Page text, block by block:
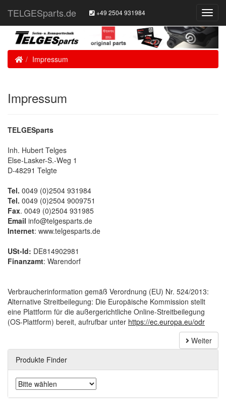
TELGESparts.de +49 2504 931984
HomeImpressum
Impressum
TELGESparts
Inh. Hubert Telges
Else-Lasker-S.-Weg 1
D-48291 Telgte
Tel. 0049 (0)2504 931984
Tel. 0049 (0)2504 9009751
Fax. 0049 (0)2504 931985
Email info@telgesparts.de
Internet: www.telgesparts.de
USt-Id: DE814902981
Finanzamt: Warendorf
Verbraucherinformation gemäß Verordnung (EU) Nr. 524/2013:
Alternative Streitbeilegung: Die Europäische Kommission stellt
eine Plattform für die außergerichtliche Online-Streitbeilegung
(OS-Plattform) bereit, aufrufbar unter https://ec.europa.eu/odr
Weiter
Produkte Finder